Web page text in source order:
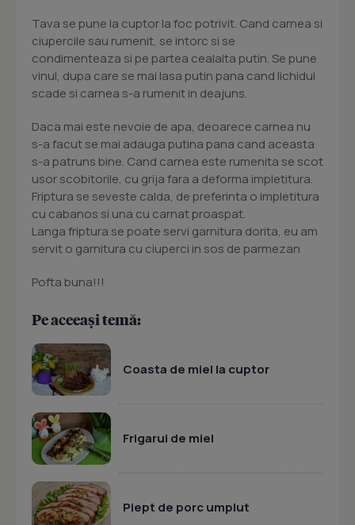
Tava se pune la cuptor la foc potrivit. Cand carnea si
ciupercile sau rumenit, se intorc si se
condimenteaza si pe partea cealalta putin. Se pune
vinul, dupa care se mai lasa putin pana cand lichidul
scade si carnea s-a rumenit in deajuns.
Daca mai este nevoie de apa, deoarece carnea nu
s-a facut se mai adauga putina pana cand aceasta
s-a patruns bine. Cand carnea este rumenita se scot
usor scobitorile, cu grija fara a deforma impletitura.
Friptura se seveste calda, de preferinta o impletitura
cu cabanos si una cu carnat proaspat.
Langa friptura se poate servi garnitura dorita, eu am
servit o garnitura cu ciuperci in sos de parmezan
Pofta buna!!!
Pe aceeași temă:
Coasta de miel la cuptor
Frigarui de miel
Piept de porc umplut